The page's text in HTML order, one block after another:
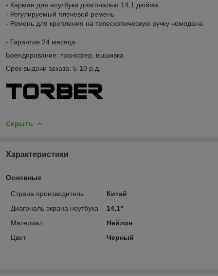
- Карман для ноутбука диагональю 14,1 дюйма
- Регулируемый плечевой ремень
- Ремень для крепления на телескопическую ручку чемодана
- Гарантия 24 месяца
Брендирование: трансфер, вышивка
Срок выдачи заказа: 5-10 р.д.
Скрыть
Характеристики
Основные
Страна производитель
Китай
Диагональ экрана ноутбука
14,1"
Материал
Нейлон
Цвет
Черный